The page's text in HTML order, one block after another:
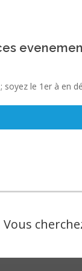
le 1er à en
Vous